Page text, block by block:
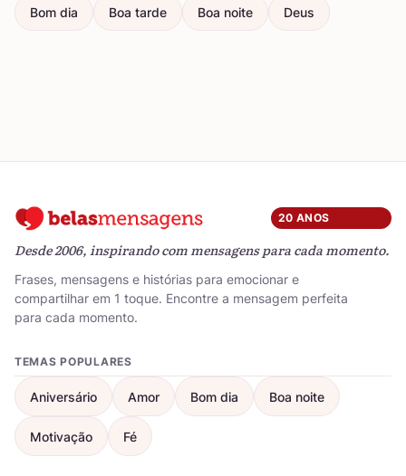
Bom dia Boa tarde Boa noite Deus
20 ANOS
Desde 2006, inspirando com mensagens para cada momento.
Frases, mensagens e histórias para emocionar e
compartilhar em 1 toque. Encontre a mensagem perfeita
para cada momento.
TEMAS POPULARES
Aniversário Amor Bom dia Boa noite
Motivação Fé